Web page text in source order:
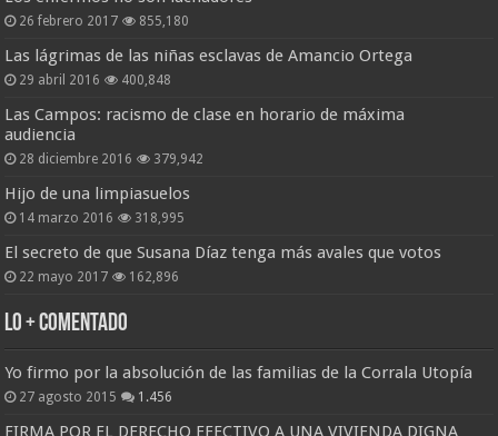
26 febrero 2017 855,180
Las lágrimas de las niñas esclavas de Amancio Ortega
29 abril 2016 400,848
Las Campos: racismo de clase en horario de máxima
audiencia
28 diciembre 2016 379,942
Hijo de una limpiasuelos
14 marzo 2016 318,995
El secreto de que Susana Díaz tenga más avales que votos
22 mayo 2017 162,896
Lo + Comentado
Yo firmo por la absolución de las familias de la Corrala Utopía
27 agosto 2015 1.456
FIRMA POR EL DERECHO EFECTIVO A UNA VIVIENDA DIGNA